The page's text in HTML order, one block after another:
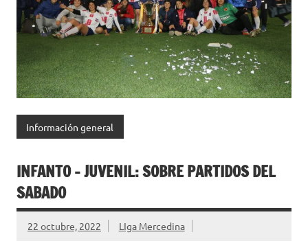
Información general
INFANTO – JUVENIL: SOBRE PARTIDOS DEL
SABADO
22 octubre, 2022 LIga Mercedina